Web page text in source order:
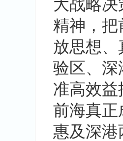
大战略
精神，把
放思想
验区、深
准高效
前海真正
惠及深港